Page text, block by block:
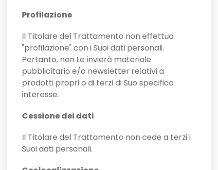
Profilazione
Il Titolare del Trattamento non effettua
"profilazione" con i Suoi dati personali.
Pertanto, non Le invierà materiale
pubblicitario e/o newsletter relativi a
prodotti propri o di terzi di Suo specifico
interesse.
Cessione dei dati
Il Titolare del Trattamento non cede a terzi i
Suoi dati personali.